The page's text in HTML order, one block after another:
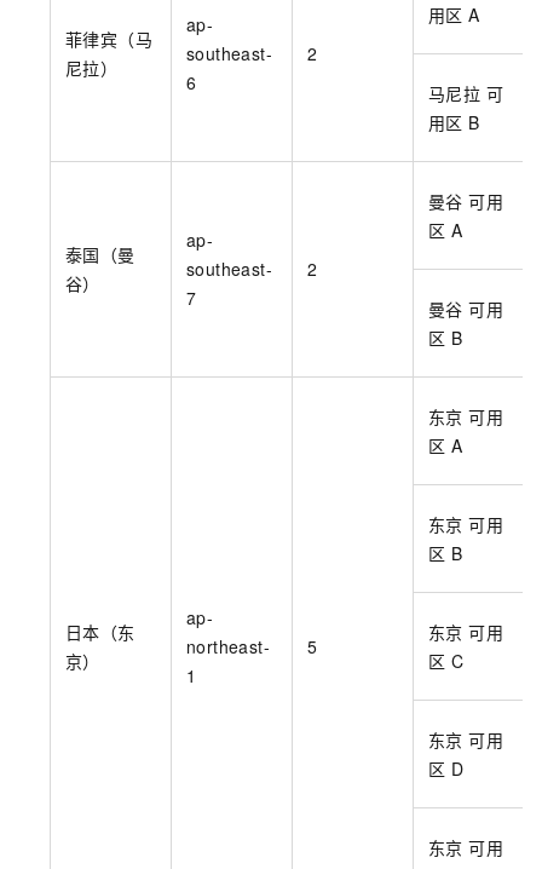
菲律宾（马
尼拉）
ap-
southeast-
6
2
用区 A
马尼拉 可
用区 B
泰国（曼
谷）
ap-
southeast-
7
2
曼谷 可用
区 A
曼谷 可用
区 B
日本（东
京）
ap-
northeast-
1
5
东京 可用
区 A
东京 可用
区 B
东京 可用
区 C
东京 可用
区 D
东京 可用